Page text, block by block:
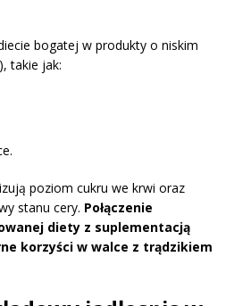
bogatej w produkty o niskim
takie jak:
poziom cukru we krwi oraz
stanu cery. Połączenie
diety z suplementacją
korzyści w walce z trądzikiem